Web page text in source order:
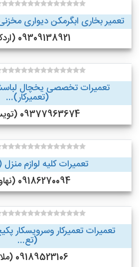
تعمیر بخاری ابگرمکن دیواری مخزنی
09309138921 (اردکان )
تعمیرات تخصصی یخچال
(تعمیرکار)...
09377963674 (تویسرکان )
تعمیرات کلیه لوازم منزل
09186270094 (نهاوند )
تعمیرات تعمیرکار وسرویسکار
(تع...
09189523106 (ملایر )